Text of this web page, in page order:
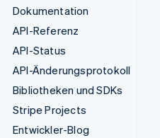
Dokumentation
API-Referenz
API-Status
API-Änderungsprotokoll
Bibliotheken und SDKs
Stripe Projects
Entwickler-Blog